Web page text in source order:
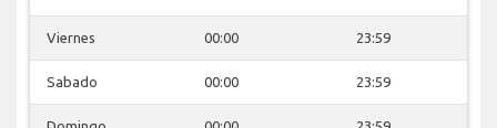
Viernes 00:00 23:59
Sabado 00:00 23:59